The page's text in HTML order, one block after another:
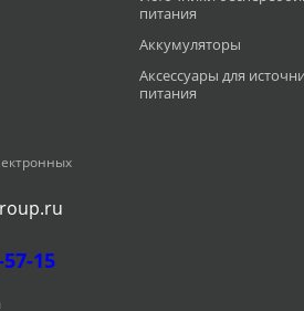
питания
Аккумуляторы
Аксессуары для
питания
15